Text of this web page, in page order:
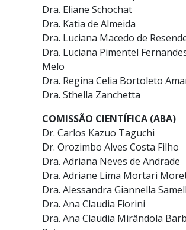
Dra. Eliane Schochat
Dra. Katia de Almeida
Dra. Luciana Macedo de
Dra. Luciana Pimentel
Melo
Dra. Regina Celia Bortoleto
Dra. Sthella Zanchetta
COMISSÃO CIENTÍFICA (ABA)
Dr. Carlos Kazuo Taguchi
Dr. Orozimbo Alves Costa Filho
Dra. Adriana Neves de Andrade
Dra. Adriane Lima Mortari
Dra. Alessandra Giannella
Dra. Ana Claudia Fiorini
Dra. Ana Claudia Mirândola